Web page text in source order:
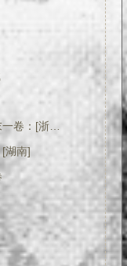
遂安洙水章氏宗谱: 十六卷，首一卷，末一卷：[浙江浦城]
湖南]